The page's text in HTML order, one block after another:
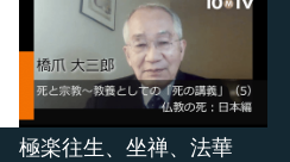
極楽往生、坐禅、法華